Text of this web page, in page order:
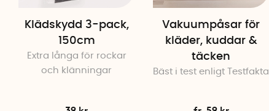
Klädskydd 3-pack,
150cm
Extra långa för rockar
och klänningar
Vakuumpåsar för
kläder, kuddar &
täcken
Bäst i test enligt Testfakta